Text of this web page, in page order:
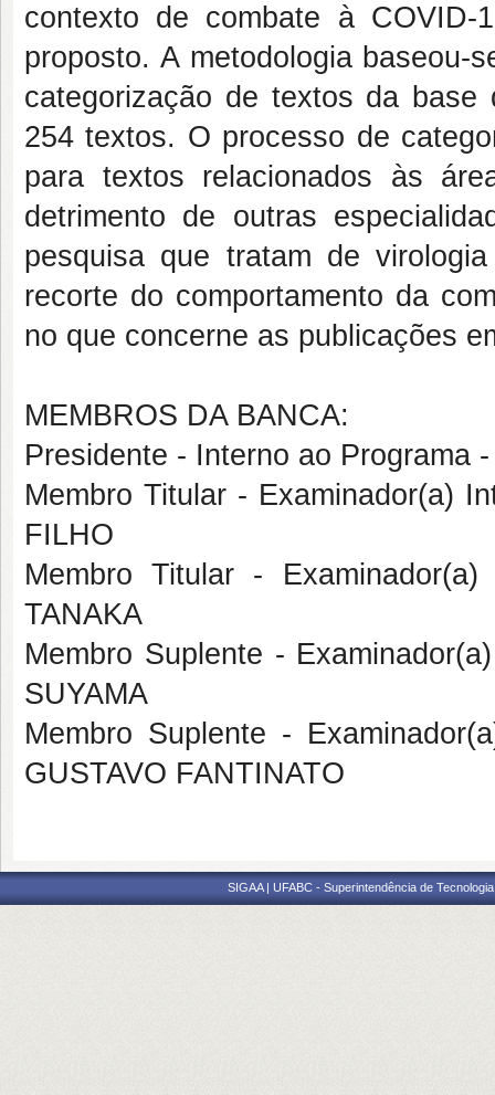
contexto de combate à COVID-
proposto. A metodologia baseou-
categorização de textos da
254 textos. O processo de
para textos relacionados às
detrimento de outras
pesquisa que tratam de
recorte do comportamento da
no que concerne as publicações
MEMBROS DA BANCA:
Presidente - Interno ao Programa
Membro Titular - Examinador(a)
FILHO
Membro Titular -
TANAKA
Membro Suplente -
SUYAMA
Membro Suplente -
GUSTAVO FANTINATO
SIGAA | UFABC - Superintendência de